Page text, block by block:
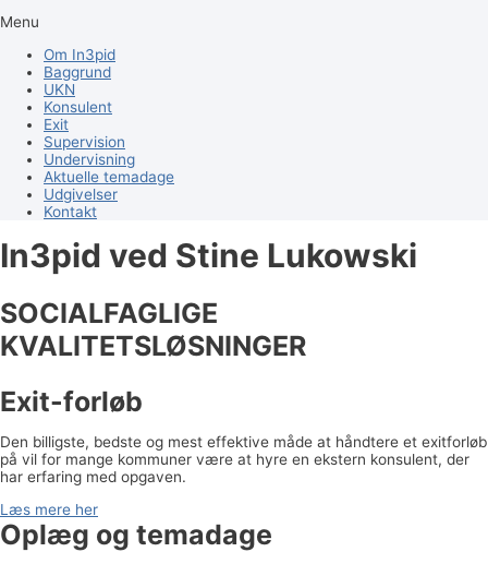
Menu
Om In3pid
Baggrund
UKN
Konsulent
Exit
Supervision
Undervisning
Aktuelle temadage
Udgivelser
Kontakt
In3pid ved Stine Lukowski
SOCIALFAGLIGE
KVALITETSLØSNINGER
Exit-forløb
Den billigste, bedste og mest effektive måde at håndtere et exitforløb
på vil for mange kommuner være at hyre en ekstern konsulent, der
har erfaring med opgaven.
Læs mere her
Oplæg og temadage